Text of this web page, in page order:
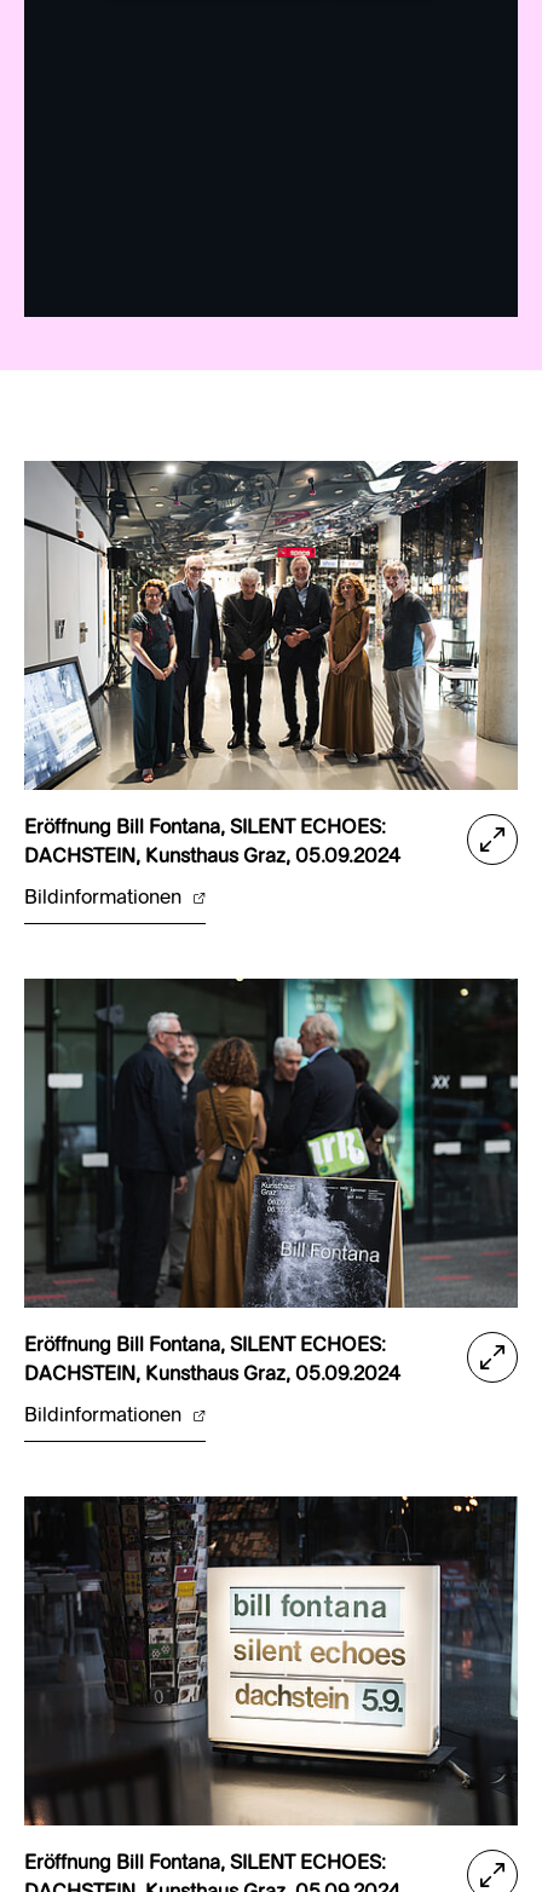
Eröffnung Bill Fontana, SILENT ECHOES:
DACHSTEIN, Kunsthaus Graz, 05.09.2024
Bildinformationen
Eröffnung Bill Fontana, SILENT ECHOES:
DACHSTEIN, Kunsthaus Graz, 05.09.2024
Bildinformationen
Eröffnung Bill Fontana, SILENT ECHOES: